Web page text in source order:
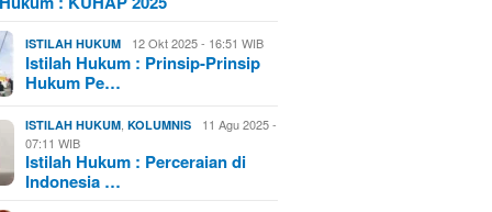
ISTILAH HUKUM 12 Okt 2025 - 16:51 WIB
Istilah Hukum : Prinsip-Prinsip
Hukum Pe…
ISTILAH HUKUM ,KOLUMNIS
11 Agu 2025 -
07:11 WIB
Istilah Hukum : Perceraian di
Indonesia …